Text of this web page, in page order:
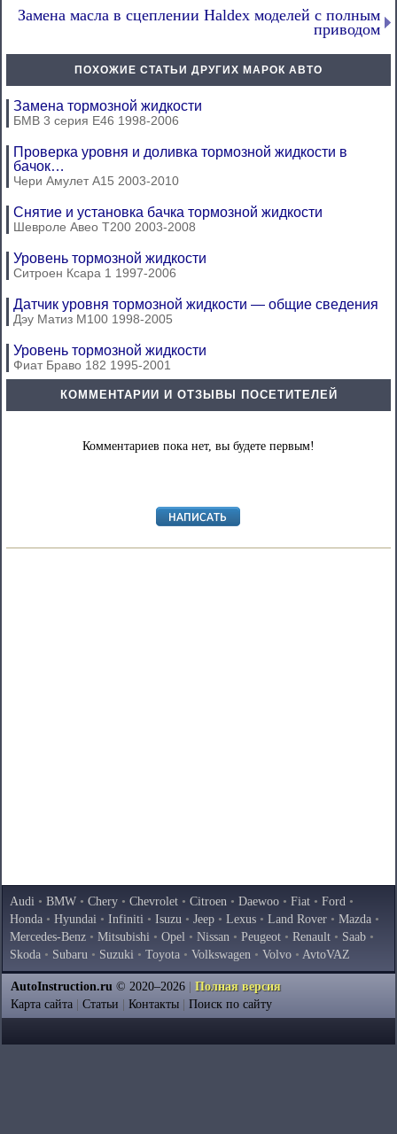
Замена масла в сцеплении Haldex моделей с полным
приводом
ПОХОЖИЕ СТАТЬИ ДРУГИХ МАРОК АВТО
Замена тормозной жидкости
БМВ 3 серия Е46 1998-2006
Проверка уровня и доливка тормозной жидкости в
бачок…
Чери Амулет А15 2003-2010
Снятие и установка бачка тормозной жидкости
Шевроле Авео Т200 2003-2008
Уровень тормозной жидкости
Ситроен Ксара 1 1997-2006
Датчик уровня тормозной жидкости — общие сведения
Дэу Матиз М100 1998-2005
Уровень тормозной жидкости
Фиат Браво 182 1995-2001
КОММЕНТАРИИ И ОТЗЫВЫ ПОСЕТИТЕЛЕЙ
Комментариев пока нет, вы будете первым!
Audi • BMW • Chery • Chevrolet • Citroen • Daewoo • Fiat • Ford •
Honda • Hyundai • Infiniti • Isuzu • Jeep • Lexus • Land Rover • Mazda •
Mercedes-Benz • Mitsubishi • Opel • Nissan • Peugeot • Renault • Saab •
Skoda • Subaru • Suzuki • Toyota • Volkswagen • Volvo • AvtoVAZ
AutoInstruction.ru © 2020–2026
Полная версия
Карта сайта
Статьи Контакты Поиск по сайту